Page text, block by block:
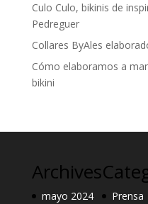
Culo Culo, bikinis de
Pedreguer
Collares ByAles
Cómo elaboramos a
bikini
Archives
mayo 2024 Prensa